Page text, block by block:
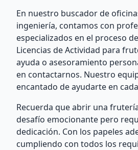
En nuestro buscador de
ingeniería, contamos con
especializados en el proceso
Licencias de Actividad para
ayuda o asesoramiento
en contactarnos. Nuestro
encantado de ayudarte en
Recuerda que abrir una
desafío emocionante pero
dedicación. Con los papeles
cumpliendo con todos los